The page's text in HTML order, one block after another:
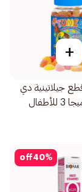
+
جيلاتينية دي
اتش ايه وأوميجا 3 للأطفال
40%
off